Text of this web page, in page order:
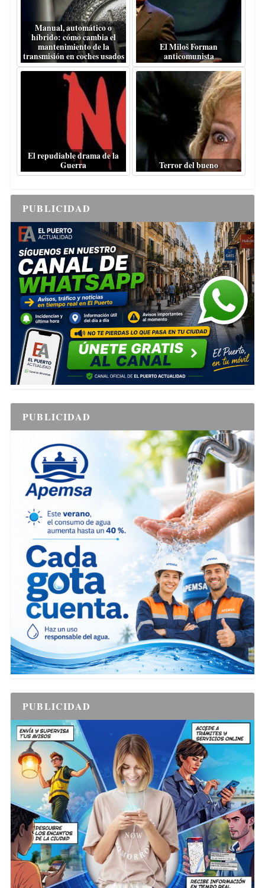
Manual, automático o
híbrido: cómo cambia el
mantenimiento de la
transmisión en coches usados
El Miloš Forman
anticomunista
El repudiable drama de la
Guerra
Terror del bueno
PUBLICIDAD
PUBLICIDAD
PUBLICIDAD